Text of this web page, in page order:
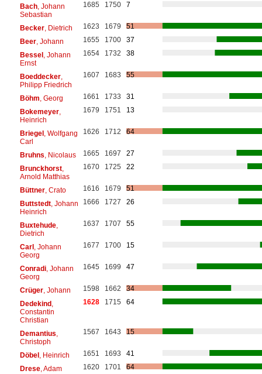
Bach, Johann
Sebastian
1685 1750 7
Becker, Dietrich 1623 1679
51
Beer, Johann 1655 1700
37
Bessel, Johann
Ernst
1654 1732 38
Boeddecker,
Philipp Friedrich
1607 1683 55
Böhm , Georg 1661 1733
31
Bokemeyer,
Heinrich
1679 1751 13
Briegel, Wolfgang
Carl
1626 1712 64
Bruhns , Nicolaus 1665 1697
27
Brunckhorst,
Arnold Matthias
1670 1725 22
Büttner, Crato 1616 1679
51
Buttstedt, Johann
Heinrich
1666 1727 26
Buxtehude,
Dietrich
1637 1707 55
Carl, Johann
Georg
1677 1700 15
Conradi, Johann
Georg
1645 1699 47
Crüger, Johann 1598 1662
34
Dedekind,
Constantin
Christian
1628 1715 64
Demantius
Christoph
1567 1643 15
Döbel, Heinrich 1651 1693
41
Drese, Adam 1620 1701
64